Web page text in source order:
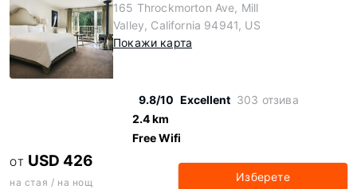
165 Throckmorton Ave, Mill
Valley, California 94941, US
Покажи карта
9.8/10 Excellent 303 отзива
2.4 km
Free Wifi
ОТ USD 426
на стая / на нощ Изберете